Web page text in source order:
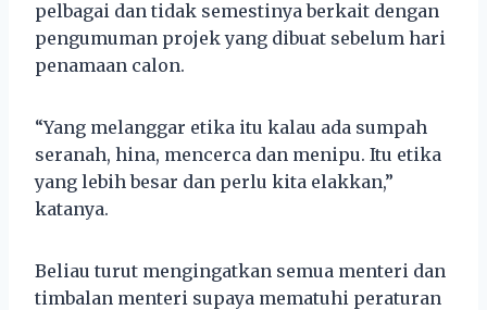
pelbagai dan tidak semestinya berkait dengan
pengumuman projek yang dibuat sebelum hari
penamaan calon.
“Yang melanggar etika itu kalau ada sumpah
seranah, hina, mencerca dan menipu. Itu etika
yang lebih besar dan perlu kita elakkan,”
katanya.
Beliau turut mengingatkan semua menteri dan
timbalan menteri supaya mematuhi peraturan